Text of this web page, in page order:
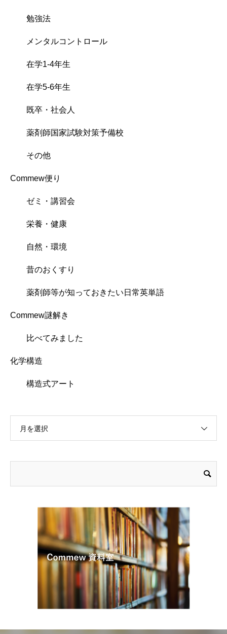
勉強法
メンタルコントロール
在学1-4年生
在学5-6年生
既卒・社会人
薬剤師国家試験対策予備校
その他
Commew便り
ゼミ・講習会
栄養・健康
自然・環境
昔のおくすり
薬剤師等が知っておきたい日常英単語
Commew謎解き
比べてみました
化学構造
構造式アート
月を選択